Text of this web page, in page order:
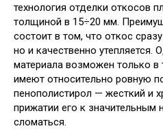
технология отделки откосов
толщиной в 15÷20 мм.
состоит в том, что откос
но и качественно утепляется.
материала возможен только в
имеют относительно ровную
пенополистирол — жесткий и
прижатии его к значительным
сломаться.